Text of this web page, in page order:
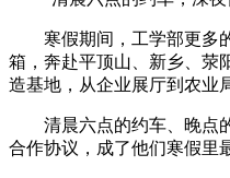
寒假期间，工学部更多
箱，奔赴平顶山、新乡、
造基地，从企业展厅到农业
清晨六点的约车、晚点
合作协议，成了他们寒假里